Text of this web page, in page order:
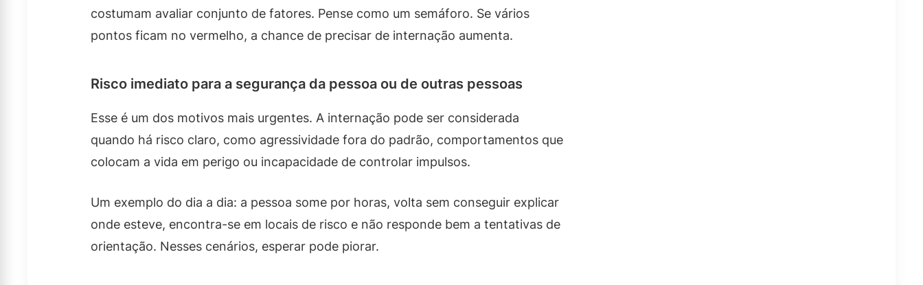
costumam avaliar conjunto de fatores. Pense como um semáforo. Se vários
pontos ficam no vermelho, a chance de precisar de internação aumenta.
Risco imediato para a segurança da pessoa ou de outras pessoas
Esse é um dos motivos mais urgentes. A internação pode ser considerada
quando há risco claro, como agressividade fora do padrão, comportamentos que
colocam a vida em perigo ou incapacidade de controlar impulsos.
Um exemplo do dia a dia: a pessoa some por horas, volta sem conseguir explicar
onde esteve, encontra-se em locais de risco e não responde bem a tentativas de
orientação. Nesses cenários, esperar pode piorar.